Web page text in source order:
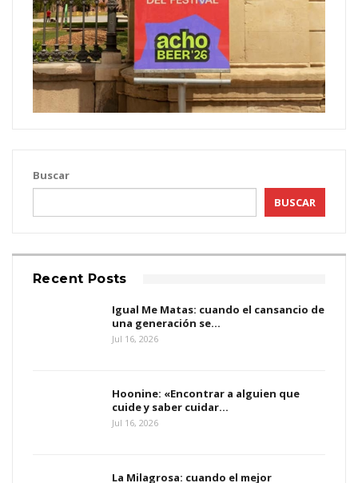
Buscar
BUSCAR
Recent Posts
Igual Me Matas: cuando el cansancio de
una generación se…
Jul 16, 2026
Hoonine: «Encontrar a alguien que
cuide y saber cuidar…
Jul 16, 2026
La Milagrosa: cuando el mejor